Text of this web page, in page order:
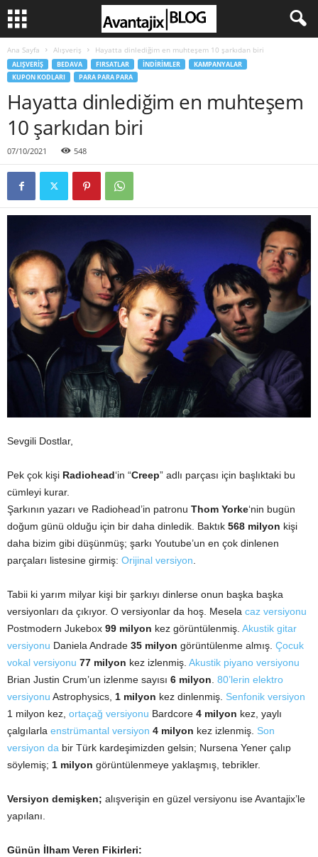
Ana Sayfa Alışveriş Hayatta dinlediğim en muhteşem 10 şarkıdan biri
ALIŞVERIŞ BEDAVA FIRSATLAR İNDIRIMLER
KAMPANYALAR
KUPON KODLARI
PARA PARA PARA
Hayatta dinlediğim en muhteşem
10 şarkıdan biri
07/10/2021 548
Sevgili Dostlar,
Pek çok kişi Radiohead‘in “Creep” adlı parçası için başlıktaki bu
cümleyi kurar.
Şarkının yazarı ve Radiohead’in patronu Thom Yorke‘nin bugün
doğum günü olduğu için bir daha dinledik. Baktık 568 milyon kişi
daha bizim gibi düşünmüş; şarkı Youtube’un en çok dinlenen
parçaları listesine girmiş: Orijinal versiyon.
Tabii ki yarım milyar kişi bir şarkıyı dinlerse onun başka başka
versiyonları da çıkıyor. O versiyonlar da hoş. Mesela caz versiyonu
Postmodern Jukebox 99 milyon kez görüntülenmiş. Akustik gitar
versiyonu Daniela Andrade 35 milyon görüntülenme almış. Çocuk
vokal versiyonu 77 milyon kez izlenmiş. Akustik piyano versiyonu
Brian Justin Crum’un izlenme sayısı 6 milyon. 80’lerin elektro
versiyonu Astrophysics, 1 milyon kez dinlenmiş. Senfonik versiyon
1 milyon kez, ortaçağ versiyonu Bardcore 4 milyon kez, yaylı
çalgılarla enstrümantal versiyon 4 milyon kez izlenmiş. Son
versiyon da bir Türk kardeşimizden gelsin; Nursena Yener çalıp
söylemiş; 1 milyon görüntülenmeye yaklaşmış, tebrikler.
Versiyon demişken; alışverişin en güzel versiyonu ise Avantajix’le
yapılanı.
Günün İlham Veren Fikirleri: